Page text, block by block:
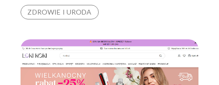
ZDROWIE I URODA